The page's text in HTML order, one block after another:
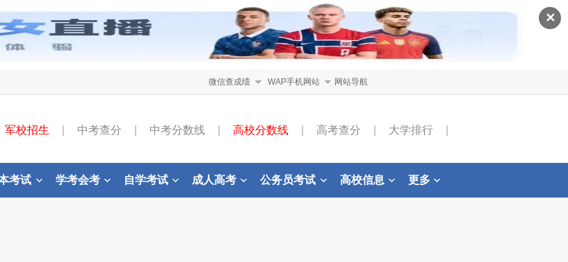
✕
微信查成绩 WAP手机网站 网站导航
军校招生 中考查分 中考分数线 高校分数线 高考查分 大学排行
考试 学考会考 自学考试 成人高考 公务员考试 高校信息 更多